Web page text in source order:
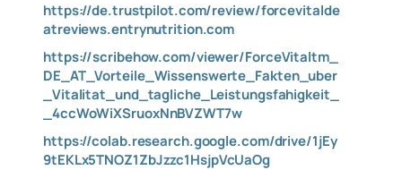
https://de.trustpilot.com/review/forcevitalde
atreviews.entrynutrition.com
https://scribehow.com/viewer/ForceVitaltm_
DE_AT_Vorteile_Wissenswerte_Fakten_uber
_Vitalitat_und_tagliche_Leistungsfahigkeit_
_4ccWoWiXSruoxNnBVZWT7w
https://colab.research.google.com/drive/1jEy
9tEKLx5TNOZ1ZbJzzc1HsjpVcUaOg